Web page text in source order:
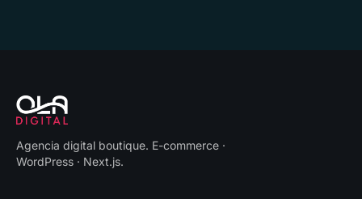
Agencia digital boutique. E-commerce ·
WordPress · Next.js.